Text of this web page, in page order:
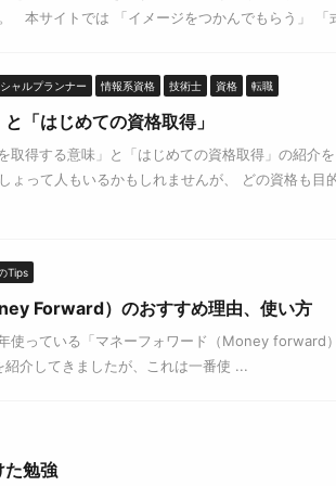
本サイトでは 「イメージをつかんでもらう」 「
ャルプランナー 情報系資格 技術士 資格 転職
「はじめての資格取得」
得する意味」と「はじめての資格取得」の紹介
ょって人もいるかもしれませんが、 どの資格も目
Tips
Forward）のおすすめ理由、使い方
っている「マネーフォワード（Money forward
介してきましたが、これは一番使 ...
た勉強